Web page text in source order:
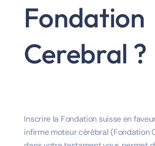
Fondation
Cerebral ?
Inscrire la Fondation suisse en
infirme moteur cérébral (Fondation